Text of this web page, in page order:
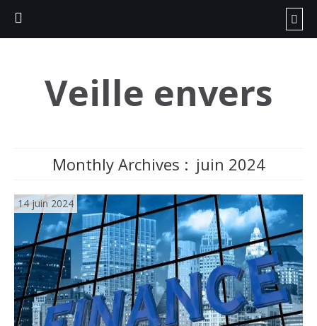
Veille envers
Monthly Archives : juin 2024
14 juin 2024